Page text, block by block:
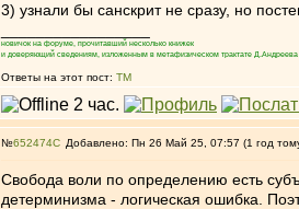
3) узнали бы санскрит не сразу, но
новичок на форуме, прочитавший несколько книжек
и доверяющий сведениям, изложенным в метафизическом трактате
Ответы на этот пост: ТМ
№652474 Добавлено: Пн 26 Май 25, 07:57 (1 год
Свобода воли по определению есть
детерминизма - логическая ошибка.